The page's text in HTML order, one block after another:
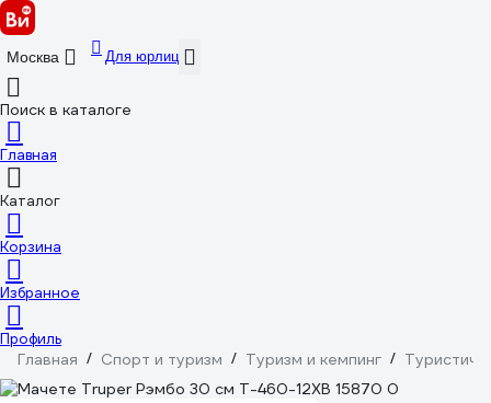
Москва Для юрлиц
Поиск в каталоге
Главная
Каталог
Корзина
Избранное
Профиль
Главная / Спорт и туризм / Туризм и кемпинг /